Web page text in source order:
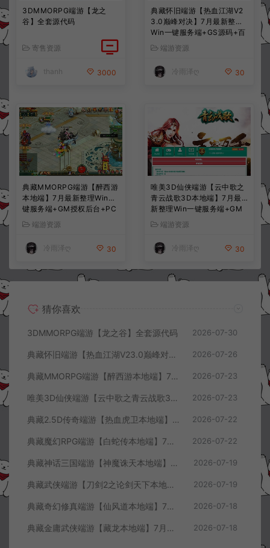
3DMMORPG端游【龙之
谷】全套源代码
寄售资源
thanh 3000
典藏怀旧端游【热血江湖V2
3.0巅峰对决】7月最新整理
Win一键服务端+GS源码+百
宝阁+在线GM工具+PC客户
端+详细搭建教程
端游资源
冷雨泽ღ 30
典藏MMORPG端游【醉西游
本地端】7月最新整理Win一
键服务端+GM授权后台+PC
客户端+详细搭建教程
端游资源
冷雨泽ღ 30
唯美3D仙侠端游【云中歌之
青云战歌3D本地端】7月最
新整理Win一键服务端+GM
工具+PC客户端+详细搭建教
端游资源
冷雨泽ღ 30
猜你喜欢
3DMMORPG端游【龙之谷】全套源代码 2026-07-30
典藏怀旧端游【热血江湖V23.0巅峰对决】7月最新整理Win一键服务端+GS源码+百宝阁+在线GM工具+PC客户端+详细搭建教程 2026-07-26
典藏MMORPG端游【醉西游本地端】7月最新整理Win一键服务端+GM授权后台+PC客户端+详细搭建教程 2026-07-23
唯美3D仙侠端游【云中歌之青云战歌3D本地端】7月最新整理Win一键服务端+GM工具+PC客户端+详细搭建教程 2026-07-23
典藏2.5D传奇端游【热血虎卫本地端】7月最新整理Win一键服务端+充值教程+PC客户端+详细搭建教程 2026-07-22
典藏魔幻RPG端游【白蛇传本地端】7月最新整理Win一键服务端+GM工具+PC客户端+详细搭建教程 2026-07-22
典藏神话三国端游【神魔诛天本地端】7月最新整理Win一键服务端+充值教程+PC客户端+详细搭建教程 2026-07-19
典藏武侠端游【刀剑2之论剑天下本地端】7月最新整理Win一键服务端+GM工具+PC客户端+详细搭建教程 2026-07-19
典藏奇幻修真端游【仙风道本地端】7月最新整理Win一键服务端+GM工具+PC客户端+详细搭建教程 2026-07-18
典藏金庸武侠端游【藏龙本地端】7月最新整理Win一键服务端+GM工具+PC客户端+详细搭建教程 2026-07-18